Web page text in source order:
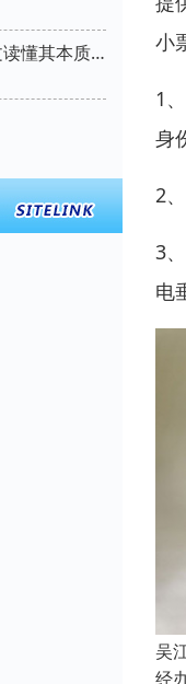
承兑汇票是啥意思？深度解析：一文读懂其本质、运作与优势
小
1
身
2
3
电
吴
经